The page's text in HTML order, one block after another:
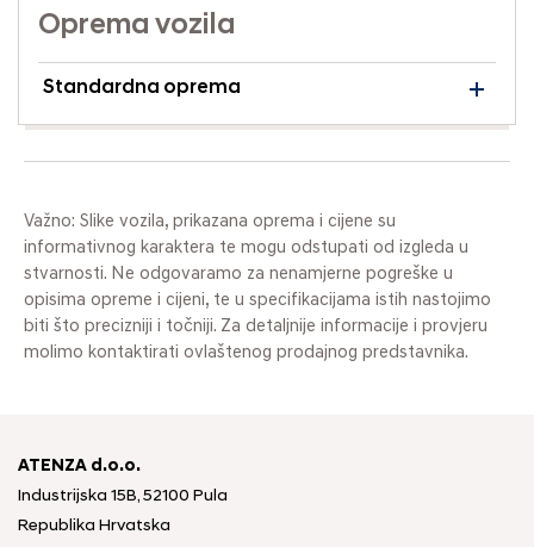
Oprema vozila
Standardna oprema
Važno: Slike vozila, prikazana oprema i cijene su
informativnog karaktera te mogu odstupati od izgleda u
stvarnosti. Ne odgovaramo za nenamjerne pogreške u
opisima opreme i cijeni, te u specifikacijama istih nastojimo
biti što precizniji i točniji. Za detaljnije informacije i provjeru
molimo kontaktirati ovlaštenog prodajnog predstavnika.
ATENZA d.o.o.
Industrijska 15B, 52100 Pula
Republika Hrvatska